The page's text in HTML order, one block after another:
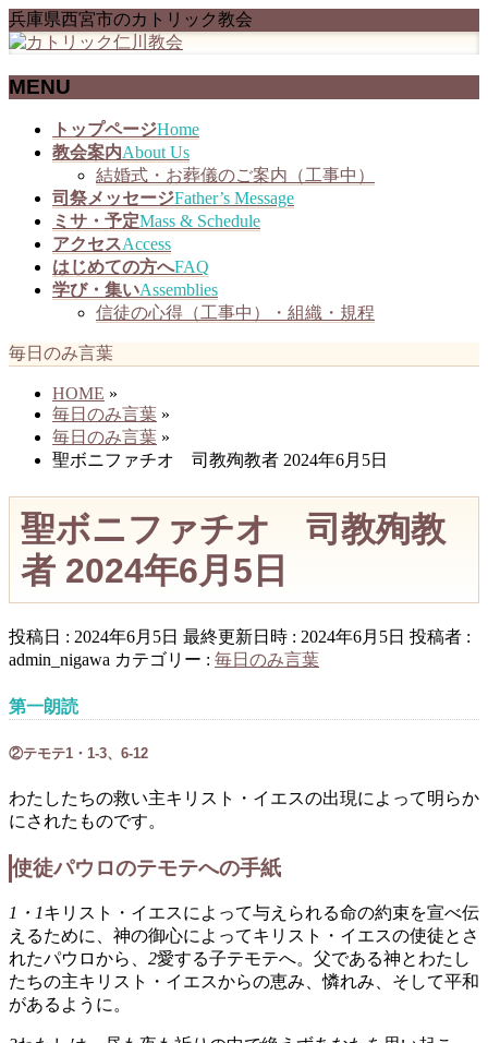
兵庫県西宮市のカトリック教会
MENU
トップページHome
教会案内About Us
結婚式・お葬儀のご案内（工事中）
司祭メッセージFather’s Message
ミサ・予定Mass & Schedule
アクセスAccess
はじめての方へFAQ
学び・集いAssemblies
信徒の心得（工事中）・組織・規程
毎日のみ言葉
HOME »
毎日のみ言葉 »
毎日のみ言葉 »
聖ボニファチオ 司教殉教者 2024年6月5日
聖ボニファチオ 司教殉教
者 2024年6月5日
投稿日 : 2024年6月5日 最終更新日時 : 2024年6月5日 投稿者 :
admin_nigawa カテゴリー : 毎日のみ言葉
第一朗読
②テモテ1・1-3、6-12
わたしたちの救い主キリスト・イエスの出現によって明らか
にされたものです。
使徒パウロのテモテへの手紙
1・1キリスト・イエスによって与えられる命の約束を宣べ伝
えるために、神の御心によってキリスト・イエスの使徒とさ
れたパウロから、 2愛する子テモテへ。父である神とわたし
たちの主キリスト・イエスからの恵み、憐れみ、そして平和
があるように。